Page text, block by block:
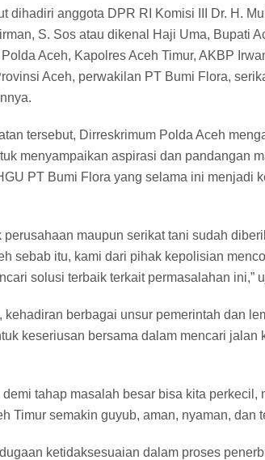
dihadiri anggota DPR RI Komisi III Dr. H.
S. Sos atau dikenal Haji Uma, Bupati
Polda Aceh, Kapolres Aceh Timur, AKBP
Aceh, perwakilan PT Bumi Flora,
tersebut, Dirreskrimum Polda Aceh
menyampaikan aspirasi dan pandangan
PT Bumi Flora yang selama ini menjadi
perusahaan maupun serikat tani sudah
sebab itu, kami dari pihak kepolisian
solusi terbaik terkait permasalahan ini,”
kehadiran berbagai unsur pemerintah dan
keseriusan bersama dalam mencari
demi tahap masalah besar bisa kita
Timur semakin guyub, aman, nyaman, dan
ketidaksesuaian dalam proses